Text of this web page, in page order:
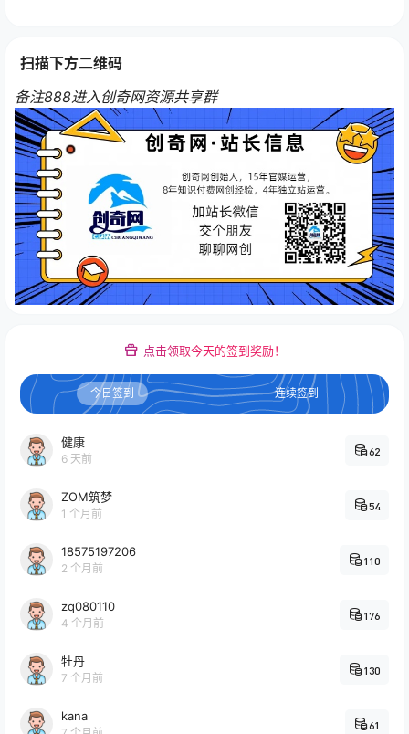
扫描下方二维码
备注888进入创奇网资源共享群
点击领取今天的签到奖励！
今日签到 连续签到
健康
6 天前
62
ZOM筑梦
1 个月前
54
18575197206
2 个月前
110
zq080110
4 个月前
176
牡丹
7 个月前
130
kana
61